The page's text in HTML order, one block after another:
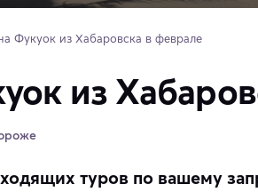
Фукуок из Хабаровска в феврале
из
туров по вашему